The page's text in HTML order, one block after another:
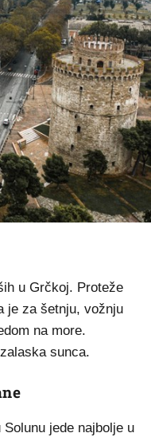
u Grčkoj. Proteže
je za šetnju, vožnju
na more.
sunca.
jede najbolje u